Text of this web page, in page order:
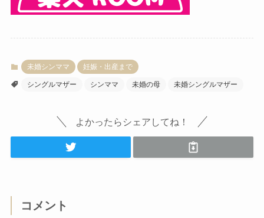
未婚シンママ 妊娠・出産まで
シングルマザー シンママ 未婚の母 未婚シングルマザー
よかったらシェアしてね！
コメント